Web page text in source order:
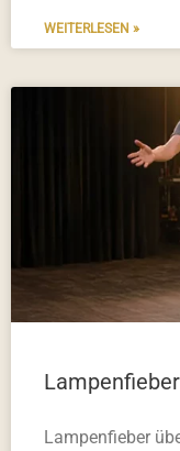
WEITERLESEN »
Lampenfieber